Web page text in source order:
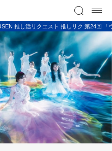
推し活リクエスト 推しリク 第24回